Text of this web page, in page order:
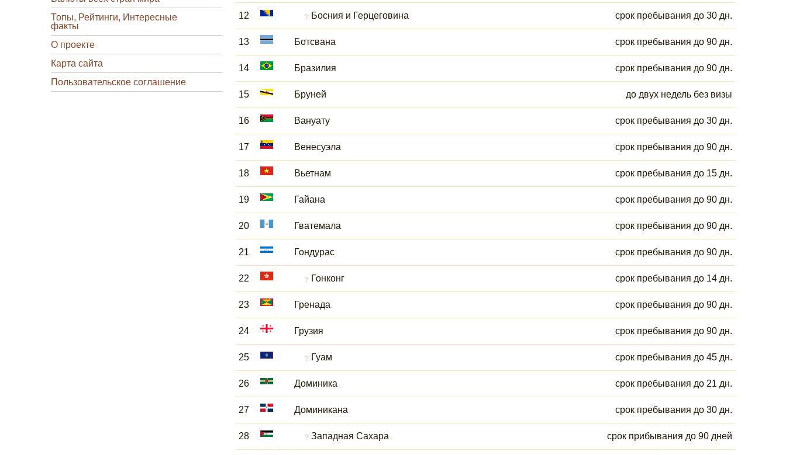
Топы, Рейтинги, Интересные
факты
О проекте
Карта сайта
Пользовательское соглашение
12 Босния и Герцеговина срок пребывания до 30 дн.
13 Ботсвана срок пребывания до 90 дн.
14 Бразилия срок пребывания до 90 дн.
15 Бруней до двух недель без визы
16 Вануату срок пребывания до 30 дн.
17 Венесуэла срок пребывания до 90 дн.
18 Вьетнам срок пребывания до 15 дн.
19 Гайана срок пребывания до 90 дн.
20 Гватемала срок пребывания до 90 дн.
21 Гондурас срок пребывания до 90 дн.
22 Гонконг срок пребывания до 14 дн.
23 Гренада срок пребывания до 90 дн.
24 Грузия срок пребывания до 90 дн.
25 Гуам срок пребывания до 45 дн.
26 Доминика срок пребывания до 21 дн.
27 Доминикана срок пребывания до 30 дн.
28 Западная Сахара срок прибывания до 90 дней